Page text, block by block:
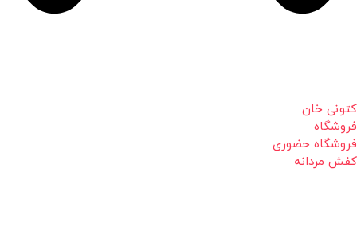
کتونی خان
فروشگاه
فروشگاه حضوری
کفش مردانه